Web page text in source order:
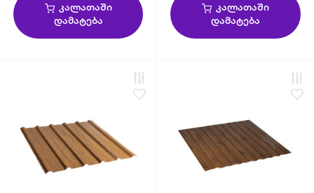
კალათაში
დამატება
კალათაში
დამატება